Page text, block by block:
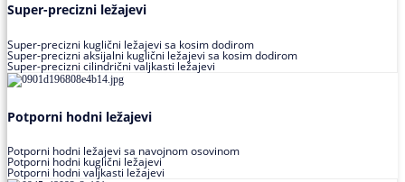
Super-precizni ležajevi
Super-precizni kuglični ležajevi sa kosim dodirom
Super-precizni aksijalni kuglični ležajevi sa kosim dodirom
Super-precizni cilindrični valjkasti ležajevi
Potporni hodni ležajevi
Potporni hodni ležajevi sa navojnom osovinom
Potporni hodni kuglični ležajevi
Potporni hodni valjkasti ležajevi